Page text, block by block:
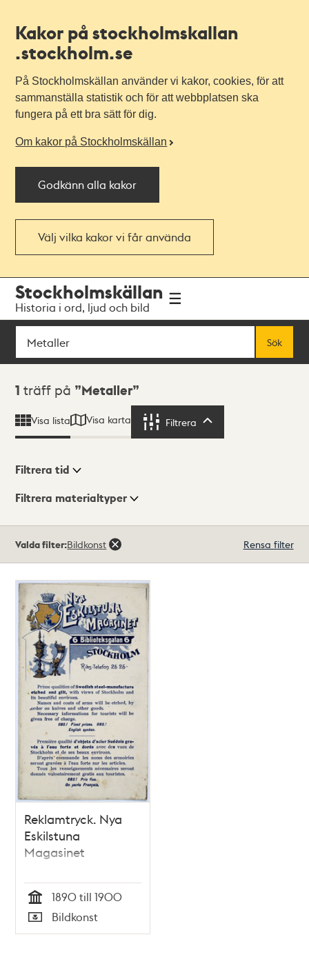
Kakor på stockholmskallan
.stockholm.se
På Stockholmskällan använder vi kakor, cookies, för att
sammanställa statistik och för att webbplatsen ska
fungera på ett bra sätt för dig.
Om kakor på Stockholmskällan
Godkänn alla kakor
Välj vilka kakor vi får använda
navigationen
huvudinnehållet
Stockholmskällan
Historia i ord, ljud och bild
Sök
Sök
Sökresultat
1 träff på Metaller
Visa lista Visa karta Filtrera
Visningsläge
Filtrera tid
Filtrera materialtyper
träffar
Valda filter:Bildkonst Rensa filter
Reklamtryck. Nya
Eskilstuna
Magasinet
Tid
1890 till 1900
Typ
Bildkonst